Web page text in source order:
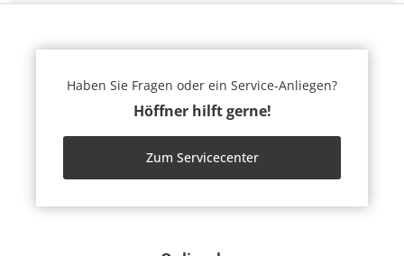
Haben Sie Fragen oder ein Service-Anliegen?
Höffner hilft gerne!
Zum Servicecenter